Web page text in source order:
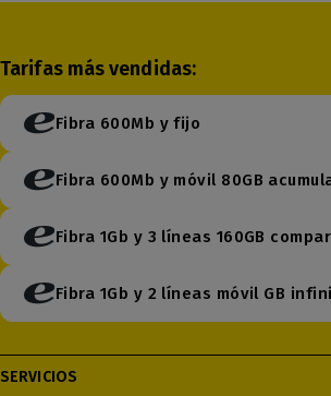
Tarifas más vendidas:
Fibra 600Mb y fijo
Fibra 600Mb y móvil 80GB
Fibra 1Gb y 3 líneas 160GB
Fibra 1Gb y 2 líneas móvil GB
SERVICIOS